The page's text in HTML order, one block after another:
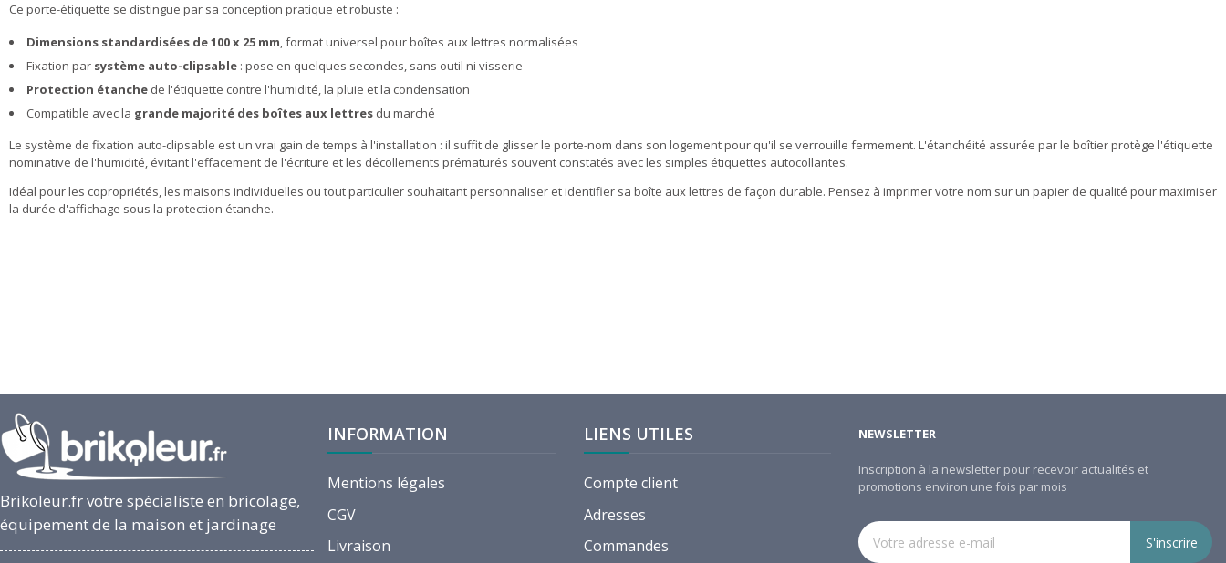
Ce porte-étiquette se distingue par sa conception pratique et robuste :
Dimensions standardisées de 100 x 25 mm, format universel pour boîtes aux lettres normalisées
Fixation par système auto-clipsable : pose en quelques secondes, sans outil ni visserie
Protection étanche de l'étiquette contre l'humidité, la pluie et la condensation
Compatible avec la grande majorité des boîtes aux lettres du marché
Le système de fixation auto-clipsable est un vrai gain de temps à l'installation : il suffit de glisser le porte-nom dans son logement pour qu'il se verrouille fermement. L'étanchéité assurée par le boîtier protège l'étiquette
nominative de l'humidité, évitant l'effacement de l'écriture et les décollements prématurés souvent constatés avec les simples étiquettes autocollantes.
Idéal pour les copropriétés, les maisons individuelles ou tout particulier souhaitant personnaliser et identifier sa boîte aux lettres de façon durable. Pensez à imprimer votre nom sur un papier de qualité pour maximiser
la durée d'affichage sous la protection étanche.
Brikoleur.fr votre spécialiste en bricolage,
équipement de la maison et jardinage
INFORMATION
Mentions légales
CGV
Livraison
LIENS UTILES
Compte client
Adresses
Commandes
NEWSLETTER
Inscription à la newsletter pour recevoir actualités et
promotions environ une fois par mois
S'inscrire